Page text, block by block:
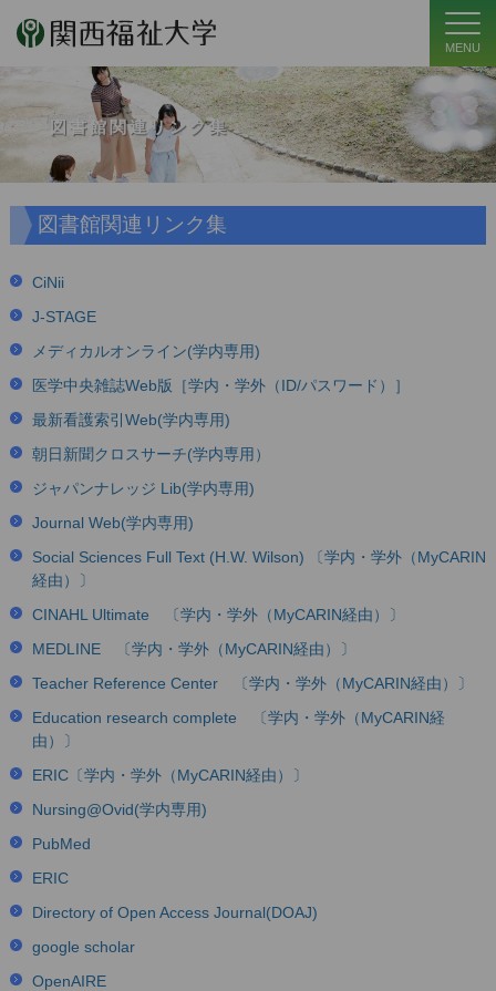
MENU
図書館関連リンク集
図書館関連リンク集
CiNii
J-STAGE
メディカルオンライン(学内専用)
医学中央雑誌Web版［学内・学外（ID/パスワード）］
最新看護索引Web(学内専用)
朝日新聞クロスサーチ(学内専用）
ジャパンナレッジ Lib(学内専用)
Journal Web(学内専用)
Social Sciences Full Text (H.W. Wilson) 〔学内・学外（MyCARIN
経由）〕
CINAHL Ultimate 〔学内・学外（MyCARIN経由）〕
MEDLINE 〔学内・学外（MyCARIN経由）〕
Teacher Reference Center 〔学内・学外（MyCARIN経由）〕
Education research complete 〔学内・学外（MyCARIN経
由）〕
ERIC〔学内・学外（MyCARIN経由）〕
Nursing@Ovid(学内専用)
PubMed
ERIC
Directory of Open Access Journal(DOAJ)
google scholar
OpenAIRE